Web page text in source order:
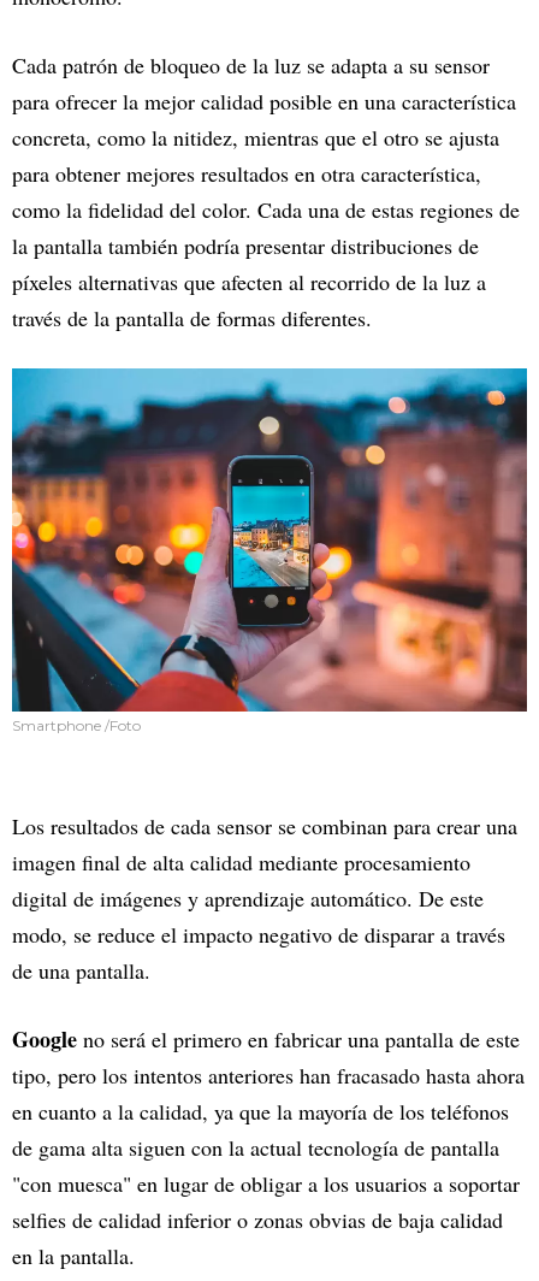
Cada patrón de bloqueo de la luz se adapta a su sensor
para ofrecer la mejor calidad posible en una característica
concreta, como la nitidez, mientras que el otro se ajusta
para obtener mejores resultados en otra característica,
como la fidelidad del color. Cada una de estas regiones de
la pantalla también podría presentar distribuciones de
píxeles alternativas que afecten al recorrido de la luz a
través de la pantalla de formas diferentes.
Smartphone /Foto
Los resultados de cada sensor se combinan para crear una
imagen final de alta calidad mediante procesamiento
digital de imágenes y aprendizaje automático. De este
modo, se reduce el impacto negativo de disparar a través
de una pantalla.
Google no será el primero en fabricar una pantalla de este
tipo, pero los intentos anteriores han fracasado hasta ahora
en cuanto a la calidad, ya que la mayoría de los teléfonos
de gama alta siguen con la actual tecnología de pantalla
"con muesca" en lugar de obligar a los usuarios a soportar
selfies de calidad inferior o zonas obvias de baja calidad
en la pantalla.